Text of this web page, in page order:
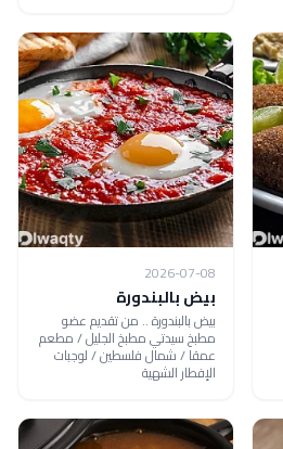
2026-07-08
بيض بالبندورة
بيض بالبندورة .. من تقديم عضو
مطبخ سيدتي مطبخ الجليل / مطعم
عمقا / شمال فلسطين / لوجبات
الإفطار الشهية